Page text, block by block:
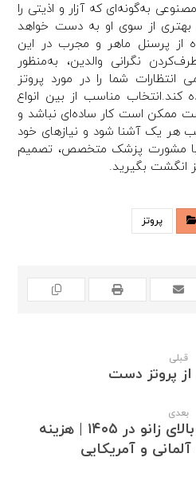
به‌گونه‌ای که آزار و اذیتی را
بهتری از سوی او به دست خواهد
از پرسنل ماهر و مجرب در این
نگرانی والدین، به‌منظور
انتظارات شما را در مورد پروتز
کند.انتخاب مناسب از بین انواع
ممکن است کار ساده‌ای نباشد و
هر یک آشنا شود و نیازهای خود
با مشورت پزشک متخصص، تصمیم
انگشت بگیرید.
پروتز
قبلی
پروتز دست
بعدی
قیمت پای مصنوعی بالای زانو در ۱۴۰۵ | هزینه
و آمریکایی